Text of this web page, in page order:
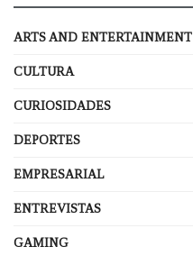
ARTS AND ENTERTAINMENT
CULTURA
CURIOSIDADES
DEPORTES
EMPRESARIAL
ENTREVISTAS
GAMING